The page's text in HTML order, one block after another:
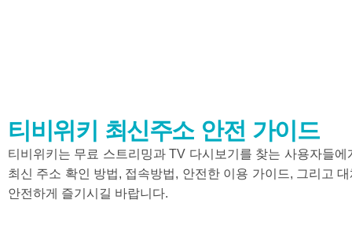
티비위키 최신주소 안전 가이드
티비위키는 무료 스트리밍과 TV 다시보기를 찾는 사용자들에
최신 주소 확인 방법, 접속방법, 안전한 이용 가이드, 그리고
안전하게 즐기시길 바랍니다.